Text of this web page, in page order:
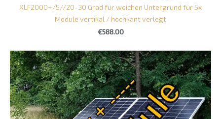
XLF2000+/5//20-30 Grad für weichen Untergrund für 5x
Module vertikal / hochkant verlegt
€588.00